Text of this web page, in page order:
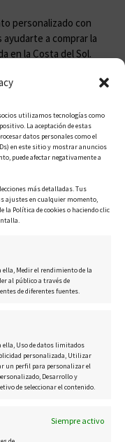
utilizamos tecnologías como
La aceptación de estas
datos personales como el
en este sitio y mostrar anuncios
puede afectar negativamente a
más detalladas. Tus
ajustes en cualquier momento,
Política de cookies o haciendo clic
Medir el rendimiento de la
al público a través de
de diferentes fuentes.
ella, Uso de datos limitados
personalizada, Utilizar
un perfil para personalizar el
Desarrollo y
de seleccionar el contenido.
Siempre activo
personalizado con
a comprar la
en la Costa del Sol.